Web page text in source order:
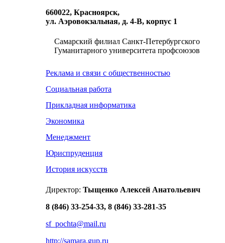
660022, Красноярск,
ул. Аэровокзальная, д. 4-В, корпус 1
Самарский филиал Санкт-Петербургского
Гуманитарного университета профсоюзов
Реклама и связи с общественностью
Социальная работа
Прикладная информатика
Экономика
Менеджмент
Юриспруденция
История искусств
Директор: Тыщенко Алексей Анатольевич
8 (846) 33-254-33, 8 (846) 33-281-35
sf_pochta@mail.ru
http://samara.gup.ru